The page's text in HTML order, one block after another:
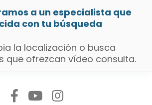
a un especialista que
con tu búsqueda
la localización o busca
que ofrezcan vídeo consulta.